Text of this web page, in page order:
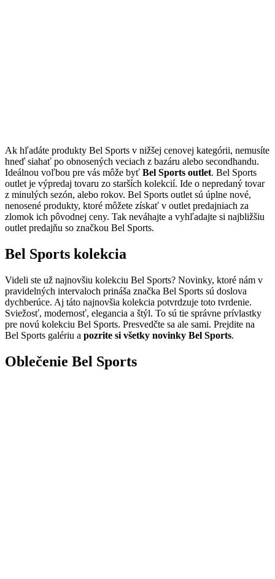
Ak hľadáte produkty Bel Sports v nižšej cenovej kategórii, nemusíte
hneď siahať po obnosených veciach z bazáru alebo secondhandu.
Ideálnou voľbou pre vás môže byť Bel Sports outlet. Bel Sports
outlet je výpredaj tovaru zo starších kolekcií. Ide o nepredaný tovar
z minulých sezón, alebo rokov. Bel Sports outlet sú úplne nové,
nenosené produkty, ktoré môžete získať v outlet predajniach za
zlomok ich pôvodnej ceny. Tak neváhajte a vyhľadajte si najbližšiu
outlet predajňu so značkou Bel Sports.
Bel Sports kolekcia
Videli ste už najnovšiu kolekciu Bel Sports? Novinky, ktoré nám v
pravidelných intervaloch prináša značka Bel Sports sú doslova
dychberúce. Aj táto najnovšia kolekcia potvrdzuje toto tvrdenie.
Sviežosť, modernosť, elegancia a štýl. To sú tie správne prívlastky
pre novú kolekciu Bel Sports. Presvedčte sa ale sami. Prejdite na
Bel Sports galériu a pozrite si všetky novinky Bel Sports.
Oblečenie Bel Sports